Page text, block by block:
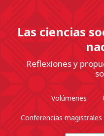
Las ciencias
Reflexiones y
Volúmenes
Conferencias magistrales